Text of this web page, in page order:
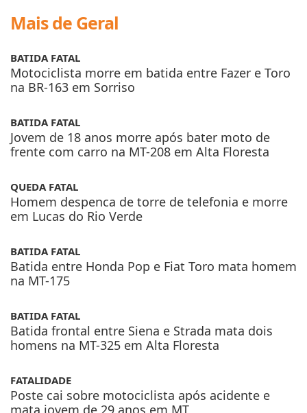
BATIDA FATAL
na BR-163 em Sorriso
frente com carro na MT-208 em Alta Floresta
em Lucas do Rio Verde
na MT-175
homens na MT-325 em Alta Floresta
mata jovem de 29 anos em MT